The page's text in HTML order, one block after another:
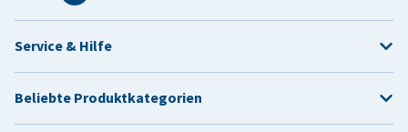
Service & Hilfe
Beliebte Produktkategorien